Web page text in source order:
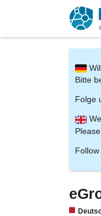
Bitte
Folge
Follow